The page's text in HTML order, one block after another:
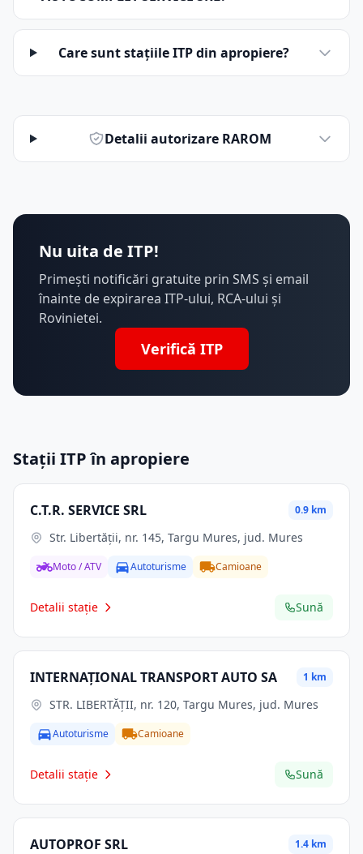
Care sunt stațiile ITP din apropiere?
Detalii autorizare RAROM
Nu uita de ITP!
Primești notificări gratuite prin SMS și email
înainte de expirarea ITP-ului, RCA-ului și
Rovinietei.
Verifică ITP
Stații ITP în apropiere
C.T.R. SERVICE SRL 0.9 km
Str. Libertăţii, nr. 145, Targu Mures, jud. Mures
Moto / ATV Autoturisme Camioane
Detalii stație Sună
INTERNAŢIONAL TRANSPORT AUTO SA 1 km
STR. LIBERTĂŢII, nr. 120, Targu Mures, jud. Mures
Autoturisme Camioane
Detalii stație Sună
AUTOPROF SRL 1.4 km